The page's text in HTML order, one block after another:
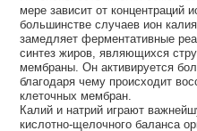
мере зависит от концентраций
большинстве случаев ион
замедляет ферментативные
синтез жиров, являющихся
мембраны. Он активируется
благодаря чему происходит
клеточных мембран.
Калий и натрий играют
кислотно-щелочного баланса